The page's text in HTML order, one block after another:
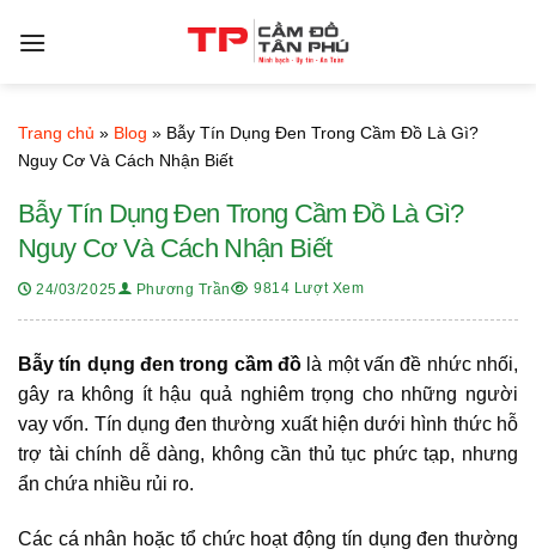
qua
Trang chủ » Blog » Bẫy Tín Dụng Đen Trong Cầm Đồ Là Gì?
Nguy Cơ Và Cách Nhận Biết
Bẫy Tín Dụng Đen Trong Cầm Đồ Là Gì?
Nguy Cơ Và Cách Nhận Biết
24/03/2025 Phương Trần 9814 Lượt Xem
Bẫy tín dụng đen trong cầm đồ là một vấn đề nhức nhối,
gây ra không ít hậu quả nghiêm trọng cho những người
vay vốn. Tín dụng đen thường xuất hiện dưới hình thức hỗ
trợ tài chính dễ dàng, không cần thủ tục phức tạp, nhưng
ẩn chứa nhiều rủi ro.
Các cá nhân hoặc tổ chức hoạt động tín dụng đen thường